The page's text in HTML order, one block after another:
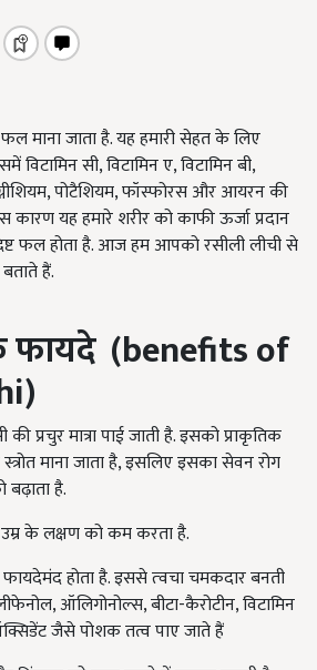
फल माना जाता है. यह हमारी सेहत के लिए
सी, विटामिन ए, विटामिन बी,
पोटैशियम, फॉस्फोरस और आयरन की
कारण यह हमारे शरीर को काफी ऊर्जा प्रदान
फल होता है. आज हम आपको रसीली लीची से
हैं.
फायदे (benefits of
की प्रचुर मात्रा पाई जाती है. इसको प्राकृतिक
माना जाता है, इसलिए इसका सेवन रोग
बढ़ाता है.
के लक्षण को कम करता है.
होता है. इससे त्‍वचा चमकदार बनती
ऑलिगोनोल्स, बीटा-कैरोटीन, विटामिन
जैसे पोशक तत्व पाए जाते हैं